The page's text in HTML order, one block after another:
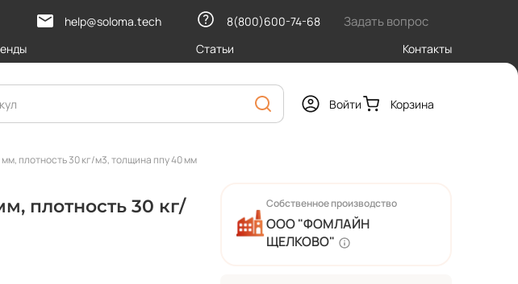
help@soloma.tech 8(800)600-74-68 Задать вопрос
Статьи Контакты
Войти Корзина
плотность 30 кг/м3, толщина ппу 40 мм
плотность 30 кг/
Собственное производство
ООО "ФОМЛАЙН
ЩЕЛКОВО"